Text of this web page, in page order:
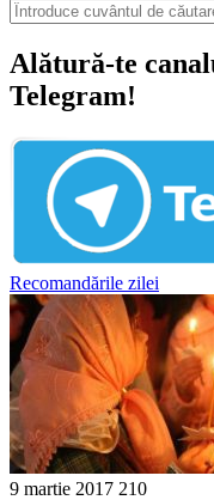
Alătură-te
Telegram!
Recomandările zilei
9 martie 2017 210